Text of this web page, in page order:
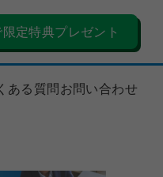
定特典プレゼント
ある質問お問い合わせ